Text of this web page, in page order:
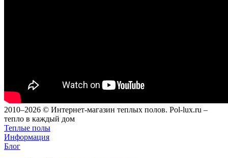
2010–2026 © Интернет-магазин теплых полов. Pol-lux.ru –
тепло в каждый дом
Теплые полы
Информация
Блог